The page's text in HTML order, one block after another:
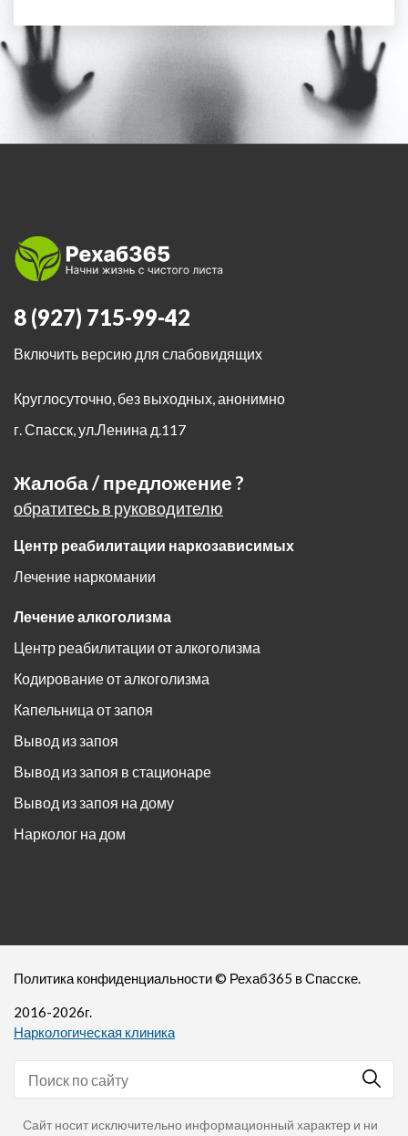
8 (927) 715-99-42
Включить версию для слабовидящих
Круглосуточно, без выходных, анонимно
г. Спасск,ул.Ленина д.117
Жалоба / предложение ?
обратитесь в руководителю
Центр реабилитации наркозависимых
Лечение наркомании
Лечение алкоголизма
Центр реабилитации от алкоголизма
Кодирование от алкоголизма
Капельница от запоя
Вывод из запоя
Вывод из запоя в стационаре
Вывод из запоя на дому
Нарколог на дом
Политика конфиденциальности© Рехаб365 в Спасске.
2016-2026г.
Наркологическая клиника
Сайт носит исключительно информационный характер и ни